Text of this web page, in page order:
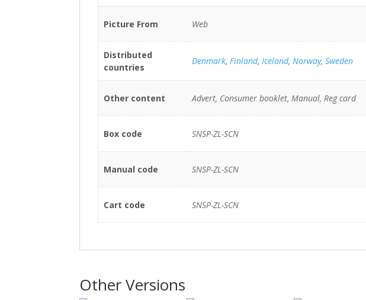
Picture From Web
Distributed
countries
Denmark, Finland, Iceland, Norway, Sweden
Other content Advert, Consumer booklet, Manual, Reg card
Box code SNSP-ZL-SCN
Manual code SNSP-ZL-SCN
Cart code SNSP-ZL-SCN
Other Versions